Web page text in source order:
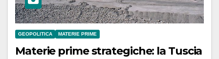
GEOPOLITICA MATERIE PRIME
Materie prime strategiche: la Tuscia